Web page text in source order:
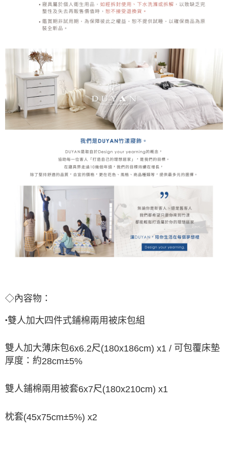
◇內容物：
▪雙人加大四件式鋪棉兩用被床包組
雙人加大薄床包6x6.2尺(180x186cm) x1 / 可包覆床墊
厚度：約28cm±5%
雙人鋪棉兩用被套6x7尺(180x210cm) x1
枕套(45x75cm±5%) x2